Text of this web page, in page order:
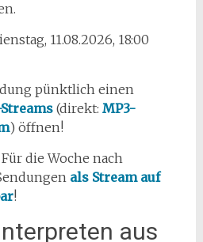
11.08.2026, 18:00
pünktlich einen
(direkt: MP3-
) öffnen!
die Woche nach
als Stream auf
!
aus